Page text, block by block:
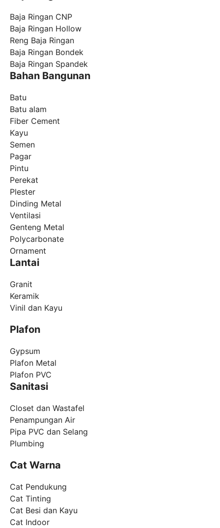
Baja Ringan CNP
Baja Ringan Hollow
Reng Baja Ringan
Baja Ringan Bondek
Baja Ringan Spandek
Bahan Bangunan
Batu
Batu alam
Fiber Cement
Kayu
Semen
Pagar
Pintu
Perekat
Plester
Dinding Metal
Ventilasi
Genteng Metal
Polycarbonate
Ornament
Lantai
Granit
Keramik
Vinil dan Kayu
Plafon
Gypsum
Plafon Metal
Plafon PVC
Sanitasi
Closet dan Wastafel
Penampungan Air
Pipa PVC dan Selang
Plumbing
Cat Warna
Cat Pendukung
Cat Tinting
Cat Besi dan Kayu
Cat Indoor